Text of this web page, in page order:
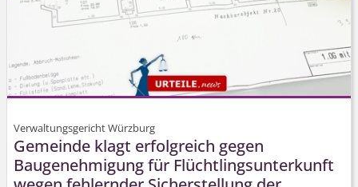
Verwaltungsgericht Würzburg
Gemeinde klagt erfolgreich gegen
Baugenehmigung für Flüchtlings­unterkunft